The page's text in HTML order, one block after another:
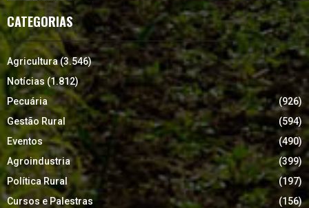
CATEGORIAS
Agricultura(3.546)
Notícias (1.812)
Pecuária
(926)
Gestão Rural
(594)
Eventos
(490)
Agroindustria
(399)
Política Rural
(197)
Cursos e Palestras
(156)